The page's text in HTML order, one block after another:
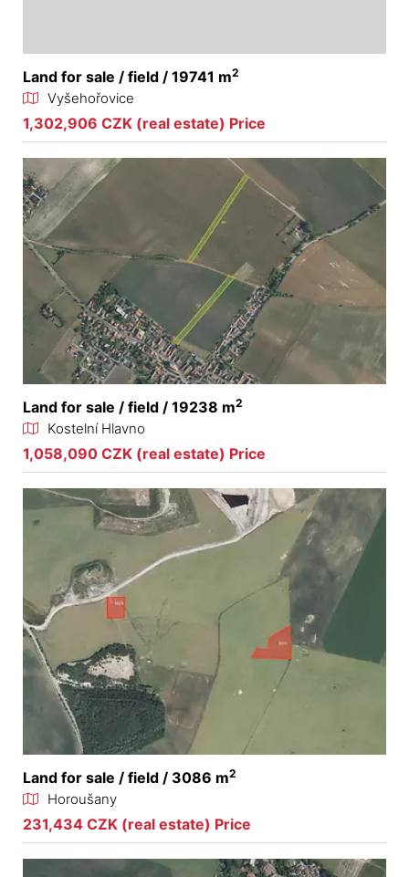
Land for sale / field / 19741 m2
Vyšehořovice
1,302,906 CZK (real estate) Price
Land for sale / field / 19238 m2
Kostelní Hlavno
1,058,090 CZK (real estate) Price
Land for sale / field / 3086 m2
Horoušany
231,434 CZK (real estate) Price